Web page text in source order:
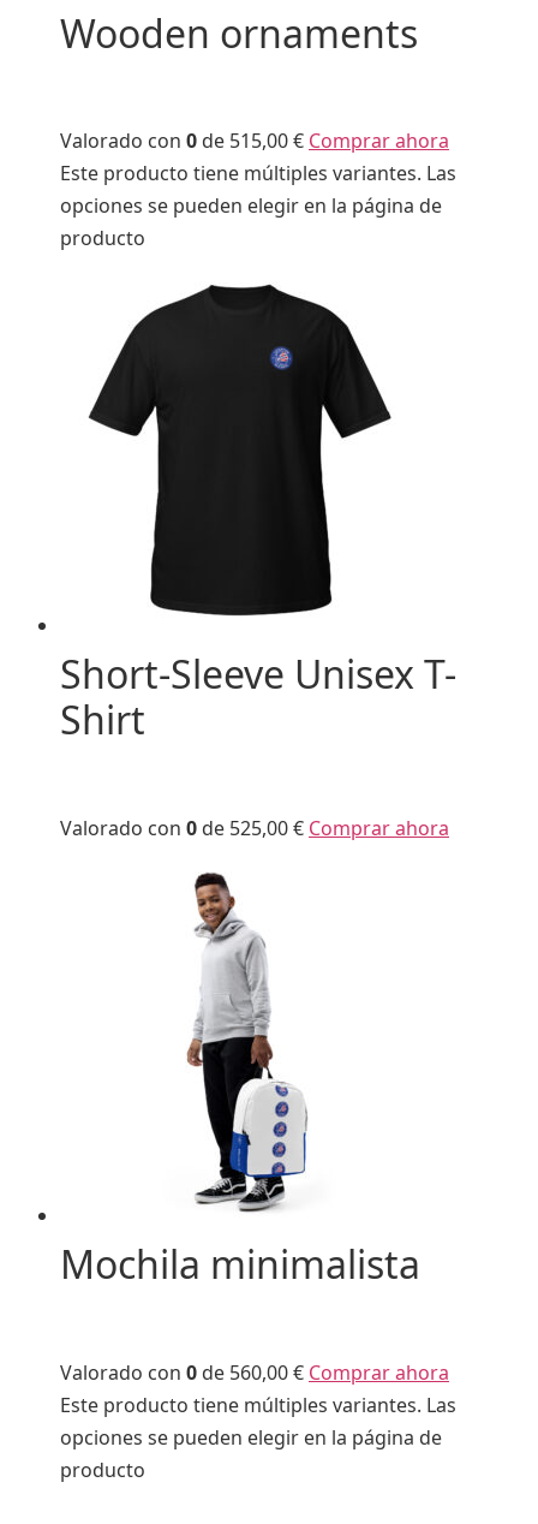
Wooden ornaments
Valorado con 0 de 515,00 € Comprar ahora
Este producto tiene múltiples variantes. Las
opciones se pueden elegir en la página de
producto
Short-Sleeve Unisex T-
Shirt
Valorado con 0 de 525,00 € Comprar ahora
Mochila minimalista
Valorado con 0 de 560,00 € Comprar ahora
Este producto tiene múltiples variantes. Las
opciones se pueden elegir en la página de
producto